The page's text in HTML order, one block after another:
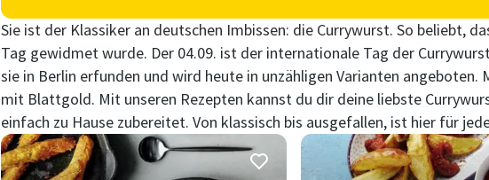
Sie ist der Klassiker an deutschen Imbissen: die Currywurst. So beliebt,
Tag gewidmet wurde. Der 04.09. ist der internationale Tag der
sie in Berlin erfunden und wird heute in unzähligen Varianten angeboten.
mit Blattgold. Mit unseren Rezepten kannst du dir deine liebste
einfach zu Hause zubereitet. Von klassisch bis ausgefallen, ist hier für